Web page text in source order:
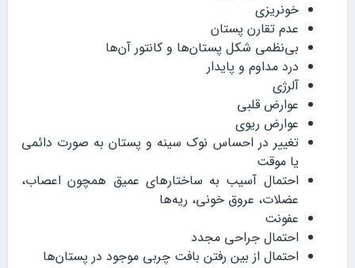
خونریزی
عدم تقارن پستان
بی‌نظمی شکل پستان‌ها و کانتور آن‌ها
درد مداوم و پایدار
آلرژی
عوارض قلبی
عوارض ریوی
تغییر در احساس نوک سینه و پستان به صورت دائمی
یا موقت
احتمال آسیب به ساختارهای عمیق همچون اعصاب،
عضلات، عروق خونی، ریه‌ها
عفونت
احتمال جراحی مجدد
احتمال از بین رفتن بافت چربی موجود در پستان‌ها